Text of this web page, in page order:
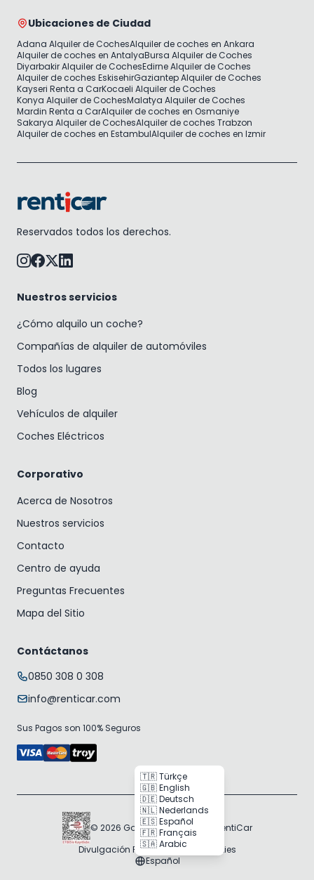
Ubicaciones de Ciudad
Adana Alquiler de CochesAlquiler de coches en Ankara
Alquiler de coches en AntalyaBursa Alquiler de Coches
Diyarbakir Alquiler de CochesEdirne Alquiler de Coches
Alquiler de coches EskisehirGaziantep Alquiler de Coches
Kayseri Renta a CarKocaeli Alquiler de Coches
Konya Alquiler de CochesMalatya Alquiler de Coches
Mardin Renta a CarAlquiler de coches en Osmaniye
Sakarya Alquiler de CochesAlquiler de coches Trabzon
Alquiler de coches en EstambulAlquiler de coches en Izmir
Reservados todos los derechos.
Nuestros servicios
¿Cómo alquilo un coche?
Compañías de alquiler de automóviles
Todos los lugares
Blog
Vehículos de alquiler
Coches Eléctricos
Corporativo
Acerca de Nosotros
Nuestros servicios
Contacto
Centro de ayuda
Preguntas Frecuentes
Mapa del Sitio
Contáctanos
0850 308 0 308
info@renticar.com
Sus Pagos son 100% Seguros
© 2026 Gogocar Bilişim A.Ş. | RentiCar
Divulgación RGPDPolítica de Cookies
Español
🇹🇷 Türkçe
🇬🇧 English
🇩🇪 Deutsch
🇳🇱 Nederlands
🇪🇸 Español
🇫🇷 Français
🇸🇦 Arabic